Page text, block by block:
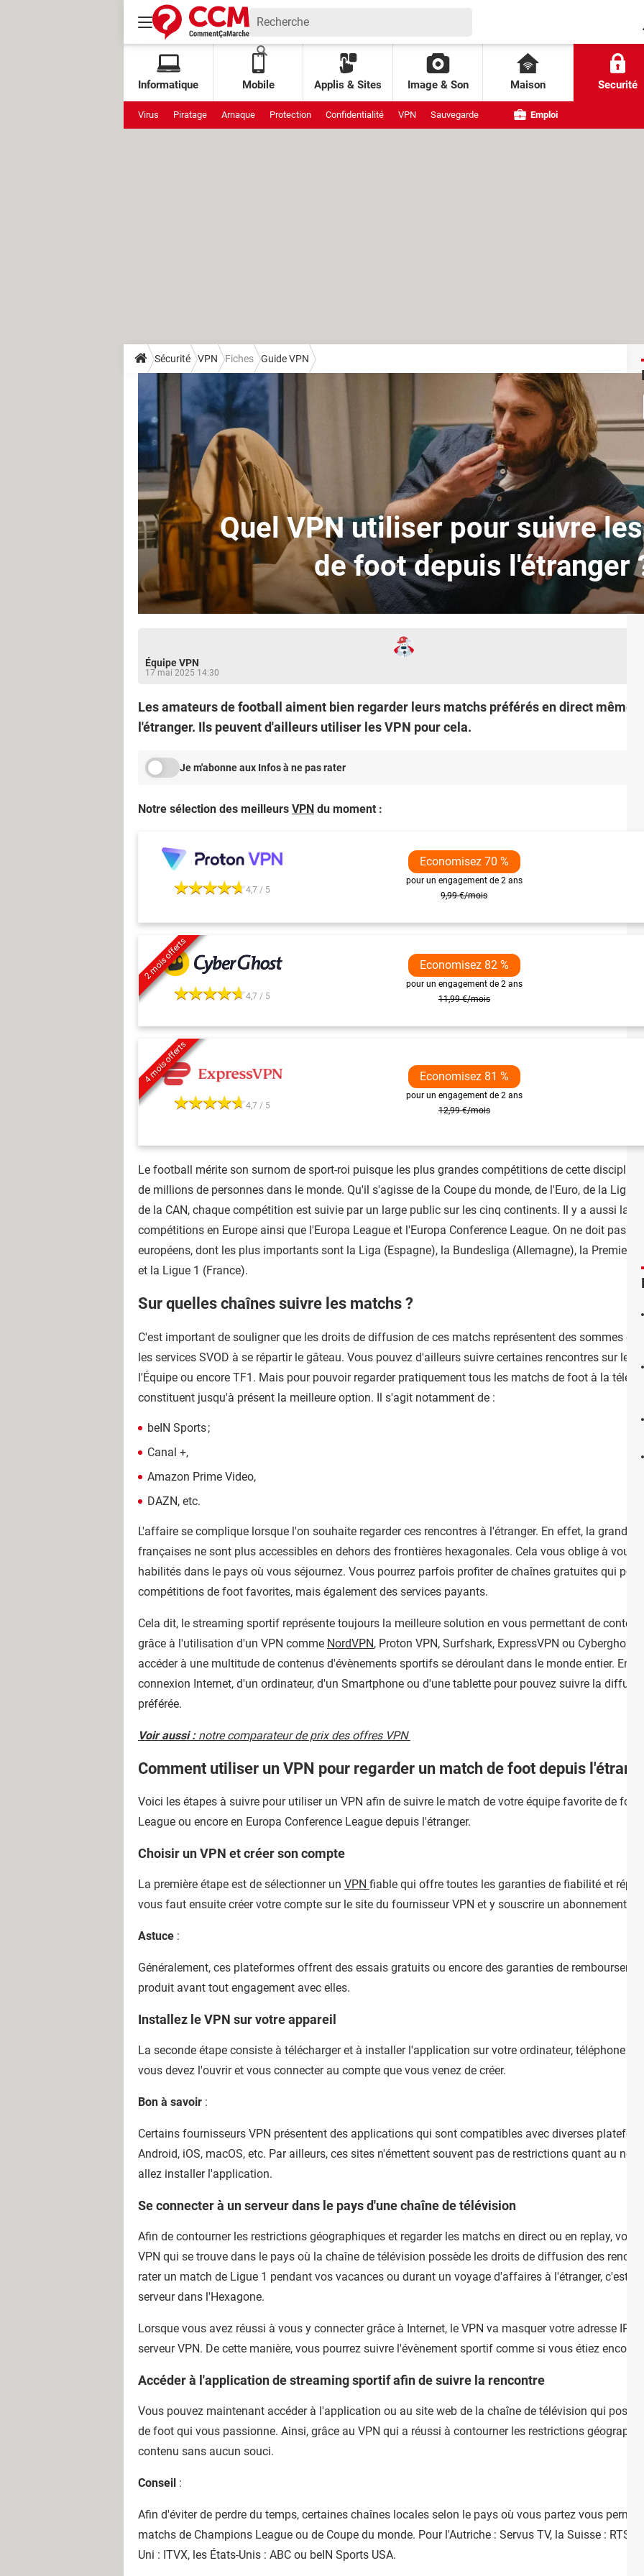
Informatique Mobile Applis & Sites Image & Son Maison Securité
Virus Piratage Arnaque Protection Confidentialité VPN Sauvegarde Emploi
Sécurité VPN Fiches Guide VPN
Quel VPN utiliser pour suivre
de foot depuis l'étranger
Équipe VPN
17 mai 2025 14:30
Les amateurs de football aiment bien regarder leurs matchs préférés en direct même
l'étranger. Ils peuvent d'ailleurs utiliser les VPN pour cela.
Je m'abonne aux Infos à ne pas rater
Notre sélection des meilleurs VPN du moment :
4,7 / 5
Economisez 70 %
pour un engagement de 2 ans
9,99 €/mois
2 mois offerts
4,7 / 5
Economisez 82 %
pour un engagement de 2 ans
11,99 €/mois
4 mois offerts
4,7 / 5
Economisez 81 %
pour un engagement de 2 ans
12,99 €/mois
Le football mérite son surnom de sport-roi puisque les plus grandes compétitions de cette discipline
de millions de personnes dans le monde. Qu'il s'agisse de la Coupe du monde, de l'Euro, de la Ligue
de la CAN, chaque compétition est suivie par un large public sur les cinq continents. Il y a aussi la
compétitions en Europe ainsi que l'Europa League et l'Europa Conference League. On ne doit pas
européens, dont les plus importants sont la Liga (Espagne), la Bundesliga (Allemagne), la Premier
et la Ligue 1 (France).
Sur quelles chaînes suivre les matchs ?
C'est important de souligner que les droits de diffusion de ces matchs représentent des sommes
les services SVOD à se répartir le gâteau. Vous pouvez d'ailleurs suivre certaines rencontres sur les
l'Équipe ou encore TF1. Mais pour pouvoir regarder pratiquement tous les matchs de foot à la
constituent jusqu'à présent la meilleure option. Il s'agit notamment de :
beIN Sports ;
Canal +,
Amazon Prime Video,
DAZN, etc.
L'affaire se complique lorsque l'on souhaite regarder ces rencontres à l'étranger. En effet, la grande
françaises ne sont plus accessibles en dehors des frontières hexagonales. Cela vous oblige à vous
habilités dans le pays où vous séjournez. Vous pourrez parfois profiter de chaînes gratuites qui
compétitions de foot favorites, mais également des services payants.
Cela dit, le streaming sportif représente toujours la meilleure solution en vous permettant de
grâce à l'utilisation d'un VPN comme NordVPN, Proton VPN, Surfshark, ExpressVPN ou Cyberghost.
accéder à une multitude de contenus d'évènements sportifs se déroulant dans le monde entier. En
connexion Internet, d'un ordinateur, d'un Smartphone ou d'une tablette pour pouvez suivre la
préférée.
Voir aussi : notre comparateur de prix des offres VPN
Comment utiliser un VPN pour regarder un match de foot depuis
Voici les étapes à suivre pour utiliser un VPN afin de suivre le match de votre équipe favorite de foot
League ou encore en Europa Conference League depuis l'étranger.
Choisir un VPN et créer son compte
La première étape est de sélectionner un VPN fiable qui offre toutes les garanties de fiabilité et
vous faut ensuite créer votre compte sur le site du fournisseur VPN et y souscrire un abonnement.
Astuce :
Généralement, ces plateformes offrent des essais gratuits ou encore des garanties de
produit avant tout engagement avec elles.
Installez le VPN sur votre appareil
La seconde étape consiste à télécharger et à installer l'application sur votre ordinateur, téléphone
vous devez l'ouvrir et vous connecter au compte que vous venez de créer.
Bon à savoir :
Certains fournisseurs VPN présentent des applications qui sont compatibles avec diverses
Android, iOS, macOS, etc. Par ailleurs, ces sites n'émettent souvent pas de restrictions quant au
allez installer l'application.
Se connecter à un serveur dans le pays d'une chaîne de télévision
Afin de contourner les restrictions géographiques et regarder les matchs en direct ou en replay, vous
VPN qui se trouve dans le pays où la chaîne de télévision possède les droits de diffusion des
rater un match de Ligue 1 pendant vos vacances ou durant un voyage d'affaires à l'étranger, c'est
serveur dans l'Hexagone.
Lorsque vous avez réussi à vous y connecter grâce à Internet, le VPN va masquer votre adresse IP et
serveur VPN. De cette manière, vous pourrez suivre l'évènement sportif comme si vous étiez encore
Accéder à l'application de streaming sportif afin de suivre la rencontre
Vous pouvez maintenant accéder à l'application ou au site web de la chaîne de télévision qui
de foot qui vous passionne. Ainsi, grâce au VPN qui a réussi à contourner les restrictions
contenu sans aucun souci.
Conseil :
Afin d'éviter de perdre du temps, certaines chaînes locales selon le pays où vous partez vous
matchs de Champions League ou de Coupe du monde. Pour l'Autriche : Servus TV, la Suisse : RTS,
Uni : ITVX, les États-Unis : ABC ou beIN Sports USA.